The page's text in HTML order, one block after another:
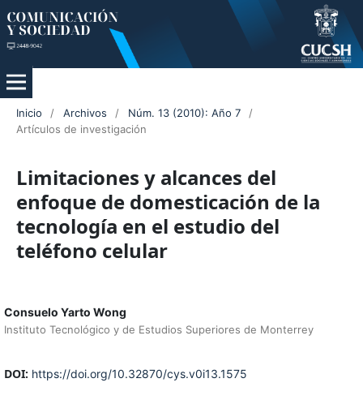
Inicio / Archivos / Núm. 13 (2010): Año 7
/
Artículos de investigación
Limitaciones y alcances del
enfoque de domesticación de la
tecnología en el estudio del
teléfono celular
Consuelo Yarto Wong
Instituto Tecnológico y de Estudios Superiores de Monterrey
DOI: https://doi.org/10.32870/cys.v0i13.1575